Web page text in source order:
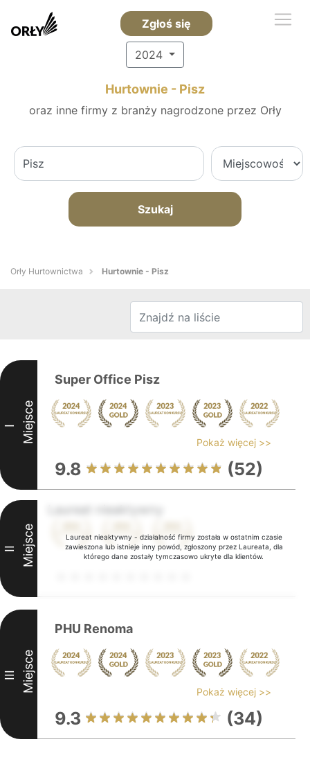
Zgłoś się
2024
Hurtownie - Pisz
oraz inne firmy z branży nagrodzone przez Orły
Szukaj
Orły Hurtownictwa Hurtownie - Pisz
I Miejsce
Super Office Pisz
Pokaż więcej >>
9.8 (52)
Laureat nieaktywny - działalność firmy została w ostatnim czasie
zawieszona lub istnieje inny powód, zgłoszony przez Laureata, dla
którego dane zostały tymczasowo ukryte dla klientów.
II Miejsce
III Miejsce
PHU Renoma
Pokaż więcej >>
9.3 (34)